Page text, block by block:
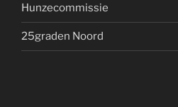
Hunzecommissie
25graden Noord